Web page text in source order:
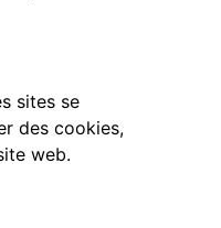
sites se
des cookies,
web.